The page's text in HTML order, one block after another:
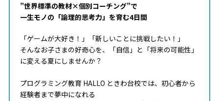
”世界標準の教材×個別コーチング”で
一生モノの「論理的思考力」を育む4日間
「ゲームが大好き！」「新しいことに挑戦したい！」
そんなお子さまの好奇心を、「自信」と「将来の可能性」
に変える夏にしませんか？
プログラミング教育 HALLO ときわ台校では、初心者から
経験者まで夢中になれる